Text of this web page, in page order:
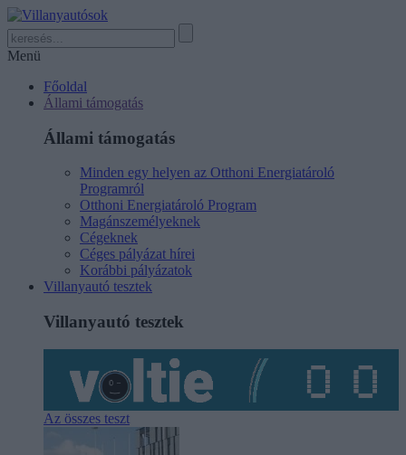
Menü
Főoldal
Állami támogatás
Állami támogatás
Minden egy helyen az Otthoni Energiatároló
Programról
Otthoni Energiatároló Program
Magánszemélyeknek
Cégeknek
Céges pályázat hírei
Korábbi pályázatok
Villanyautó tesztek
Villanyautó tesztek
Az összes teszt